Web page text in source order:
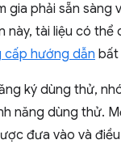
gia phải sẵn sàng
này, tài liệu có
cấp hướng dẫn bất
ký dùng thử,
năng dùng thử.
đưa vào và